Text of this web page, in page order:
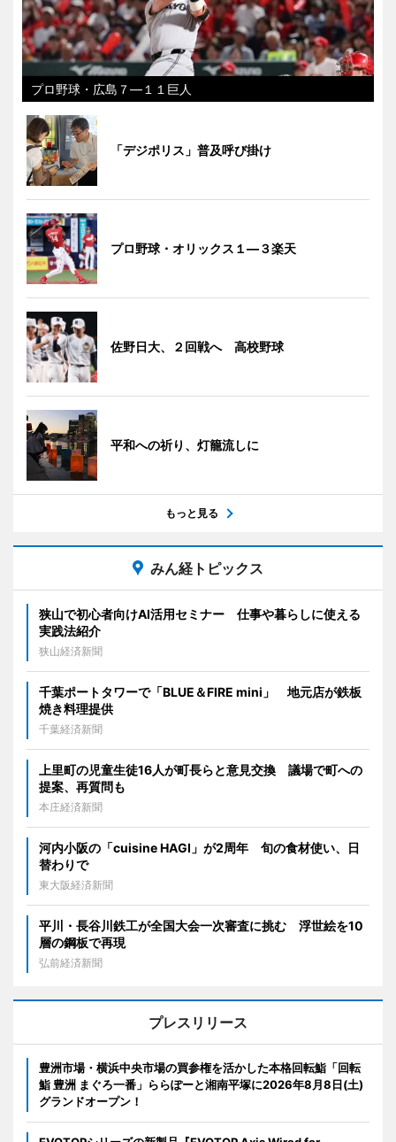
プロ野球・広島７―１１巨人
「デジポリス」普及呼び掛け
プロ野球・オリックス１―３楽天
佐野日大、２回戦へ 高校野球
平和への祈り、灯籠流しに
もっと見る
みん経トピックス
狭山で初心者向けAI活用セミナー 仕事や暮らしに使える
実践法紹介
狭山経済新聞
千葉ポートタワーで「BLUE＆FIRE mini」 地元店が鉄板
焼き料理提供
千葉経済新聞
上里町の児童生徒16人が町長らと意見交換 議場で町への
提案、再質問も
本庄経済新聞
河内小阪の「cuisine HAGI」が2周年 旬の食材使い、日
替わりで
東大阪経済新聞
平川・長谷川鉄工が全国大会一次審査に挑む 浮世絵を10
層の鋼板で再現
弘前経済新聞
プレスリリース
豊洲市場・横浜中央市場の買参権を活かした本格回転鮨「回転
鮨 豊洲 まぐろ一番」ららぽーと湘南平塚に2026年8月8日(土)
グランドオープン！